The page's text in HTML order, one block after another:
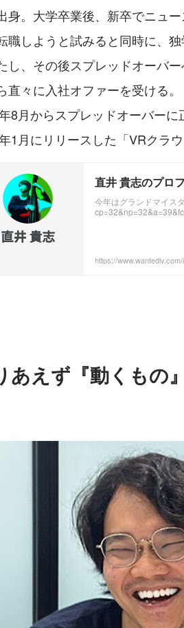
身。大学卒業後、新卒でニュ
職しようと試みると同時に、
し、その後スプレッドオーバ
直々に入社オファーを受ける。
8月からスプレッドオーバーに
1月にリリースした「VRクラ
直井 貴志のプロ
今年はグランドマイス
https://
あえず『動くもの